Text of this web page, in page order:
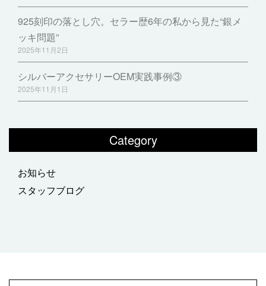
925刻印の落とし穴。セラー歴6年の私から見た“銀メ
ッキ問題”
2025年11月2日
シルバーアクセサリーOEM実践事例③
2025年11月1日
Category
お知らせ
スタッフブログ